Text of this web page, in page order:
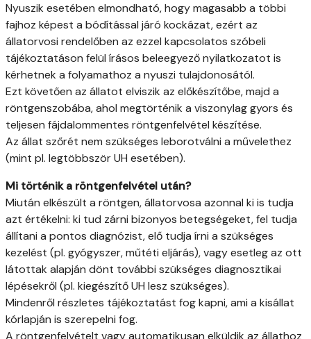
Nyuszik esetében elmondható, hogy magasabb a többi
fajhoz képest a bódítással járó kockázat, ezért az
állatorvosi rendelőben az ezzel kapcsolatos szóbeli
tájékoztatáson felül írásos beleegyező nyilatkozatot is
kérhetnek a folyamathoz a nyuszi tulajdonosától.
Ezt követően az állatot elviszik az előkészítőbe, majd a
röntgenszobába, ahol megtörténik a viszonylag gyors és
teljesen fájdalommentes röntgenfelvétel készítése.
Az állat szőrét nem szükséges leborotválni a művelethez
(mint pl. legtöbbször UH esetében).
Mi történik a röntgenfelvétel után?
Miután elkészült a röntgen, állatorvosa azonnal ki is tudja
azt értékelni: ki tud zárni bizonyos betegségeket, fel tudja
állítani a pontos diagnózist, elő tudja írni a szükséges
kezelést (pl. gyógyszer, műtéti eljárás), vagy esetleg az ott
látottak alapján dönt további szükséges diagnosztikai
lépésekről (pl. kiegészítő UH lesz szükséges).
Mindenről részletes tájékoztatást fog kapni, ami a kisállat
kórlapján is szerepelni fog.
A röntgenfelvételt vagy automatikusan elküldik az állathoz